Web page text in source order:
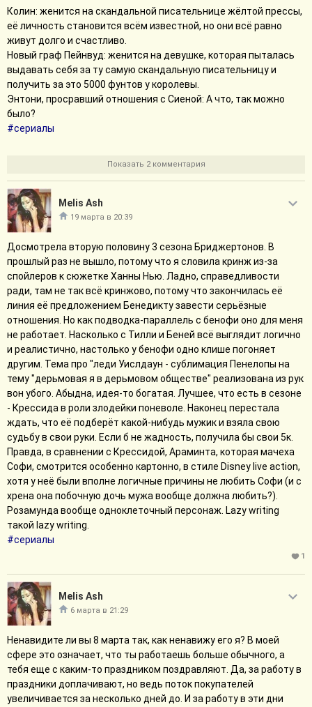
которой все нормальные люди сбежали (оттуда даже
некоторые представители ЛГБТ сбежали, так что представьте
масштаб катастрофы).
#сериалы
Свернуть сообщение
прям остро не хватает эротизма, то есть как раз того, что
хочется видеть в романтической мелодраме с рейтингом 18+.)
Пенелопа теперь если и будет, то мельком. Элоиза не мой
любимый перс, даже если ей дадут начало линии с Филиппом,
мне все равно будет скучно, скорее всего. Королеву чем
дальше, тем больше хочется огреть тяжелым предметом по
башке: ну может хватит использовать персонажа только для
вмешательства в чужие дела? (Впрочем, королева, может и
помереть к следующему сезону.) Вайолет и леди Данбери
представлять, как оно будет выглядеть. Если актриса
Франчески еще туда-сюда (но при том проигрывает куче
других актеров, в том числе тех, которые вроде бы более
второстепенные), то Масали Бадуза ощущается провалом
кастинга. Хорошей игры за весь сезон так и не показала,
внешне обычная. Ну взяли вы посредственную актрису, можно
она хотя бы будет красивой как Венера, не? Сценарно ожидаю
кринж.
#сериалы
Свернуть сообщение
Колин: женится на скандальной писательнице жёлтой прессы,
её личность становится всём известной, но они всё равно
живут долго и счастливо.
Новый граф Пейнвуд: женится на девушке, которая пыталась
выдавать себя за ту самую скандальную писательницу и
получить за это 5000 фунтов у королевы.
Энтони, просравший отношения с Сиеной: А что, так можно
было?
#сериалы
Показать 2 комментария
Melis Ash
19 марта в 20:39
Досмотрела вторую половину 3 сезона Бриджертонов. В
прошлый раз не вышло, потому что я словила кринж из-за
спойлеров к сюжетке Ханны Нью. Ладно, справедливости
ради, там не так всё кринжово, потому что закончилась её
линия её предложением Бенедикту завести серьёзные
отношения. Но как подводка-параллель с бенофи оно для меня
не работает. Насколько с Тилли и Беней всё выглядит логично
и реалистично, настолько у бенофи одно клише погоняет
другим. Тема про "леди Уислдаун - сублимация Пенелопы на
тему "дерьмовая я в дерьмовом обществе" реализована из рук
вон убого. Абыдна, идея-то богатая. Лучшее, что есть в сезоне
- Крессида в роли злодейки поневоле. Наконец перестала
ждать, что её подберёт какой-нибудь мужик и взяла свою
судьбу в свои руки. Если б не жадность, получила бы свои 5к.
Правда, в сравнении с Крессидой, Араминта, которая мачеха
Софи, смотрится особенно картонно, в стиле Disney live action,
хотя у неё были вполне логичные причины не любить Софи (и с
хрена она побочную дочь мужа вообще должна любить?).
Розамунда вообще одноклеточный персонаж. Lazy writing
такой lazy writing.
#сериалы
1
Melis Ash
6 марта в 21:29
Ненавидите ли вы 8 марта так, как ненавижу его я? В моей
сфере это означает, что ты работаешь больше обычного, а
тебя еще с каким-то праздником поздравляют. Да, за работу в
праздники доплачивают, но ведь поток покупателей
увеличивается за несколько дней до. И за работу в эти дни